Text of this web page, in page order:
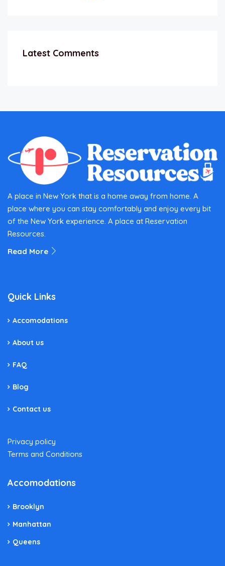
Latest Comments
A place in New York that is a home away from home. A
place where you can stay comfortably and enjoy every bit
of the New York experience. A place at Reservation
Resources.
Read More
Quick Links
Accomodations
About us
FAQ
Blog
Contact us
Privacy policy
Terms and Conditions
Accomodations
Brooklyn
Manhattan
Queens